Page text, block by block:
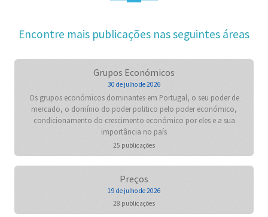
Encontre mais publicações nas seguintes áreas
Grupos Económicos
30 de julho de 2026
Os grupos económicos dominantes em Portugal, o seu poder de
mercado, o domínio do poder politico pelo poder económico,
condicionamento do crescimento económico por eles e a sua
importância no país
25 publicações
Preços
19 de julho de 2026
28 publicações